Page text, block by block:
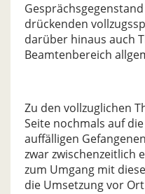
drückenden
darüber hinaus auch
Beamtenbereich
Zu den vollzuglichen
Seite nochmals auf
auffälligen
zwar zwischenzeitlich
zum Umgang mit
die Umsetzung vor